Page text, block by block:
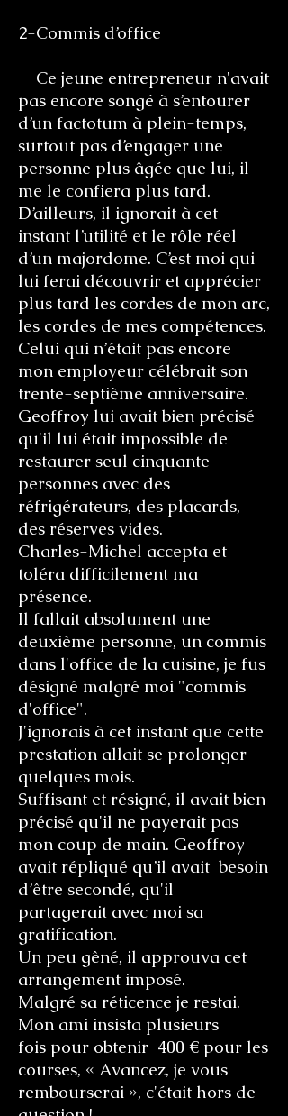
2-Commis d’office
Ce jeune entrepreneur n'avait
pas encore songé à s’entourer
d’un factotum à plein-temps,
surtout pas d’engager une
personne plus âgée que lui, il
me le confiera plus tard.
D’ailleurs, il ignorait à cet
instant l’utilité et le rôle réel
d’un majordome. C’est moi qui
lui ferai découvrir et apprécier
plus tard les cordes de mon arc,
les cordes de mes compétences.
Celui qui n’était pas encore
mon employeur célébrait son
trente-septième anniversaire.
Geoffroy lui avait bien précisé
qu'il lui était impossible de
restaurer seul cinquante
personnes avec des
réfrigérateurs, des placards,
des réserves vides.
Charles-Michel accepta et
toléra difficilement ma
présence.
Il fallait absolument une
deuxième personne, un commis
dans l'office de la cuisine, je fus
désigné malgré moi "commis
d'office".
J'ignorais à cet instant que cette
prestation allait se prolonger
quelques mois.
Suffisant et résigné, il avait bien
précisé qu'il ne payerait pas
mon coup de main. Geoffroy
avait répliqué qu’il avait besoin
d’être secondé, qu'il
partagerait avec moi sa
gratification.
Un peu gêné, il approuva cet
arrangement imposé.
Malgré sa réticence je restai.
Mon ami insista plusieurs
fois pour obtenir 400 € pour les
courses, « Avancez, je vous
rembourserai », c'était hors de